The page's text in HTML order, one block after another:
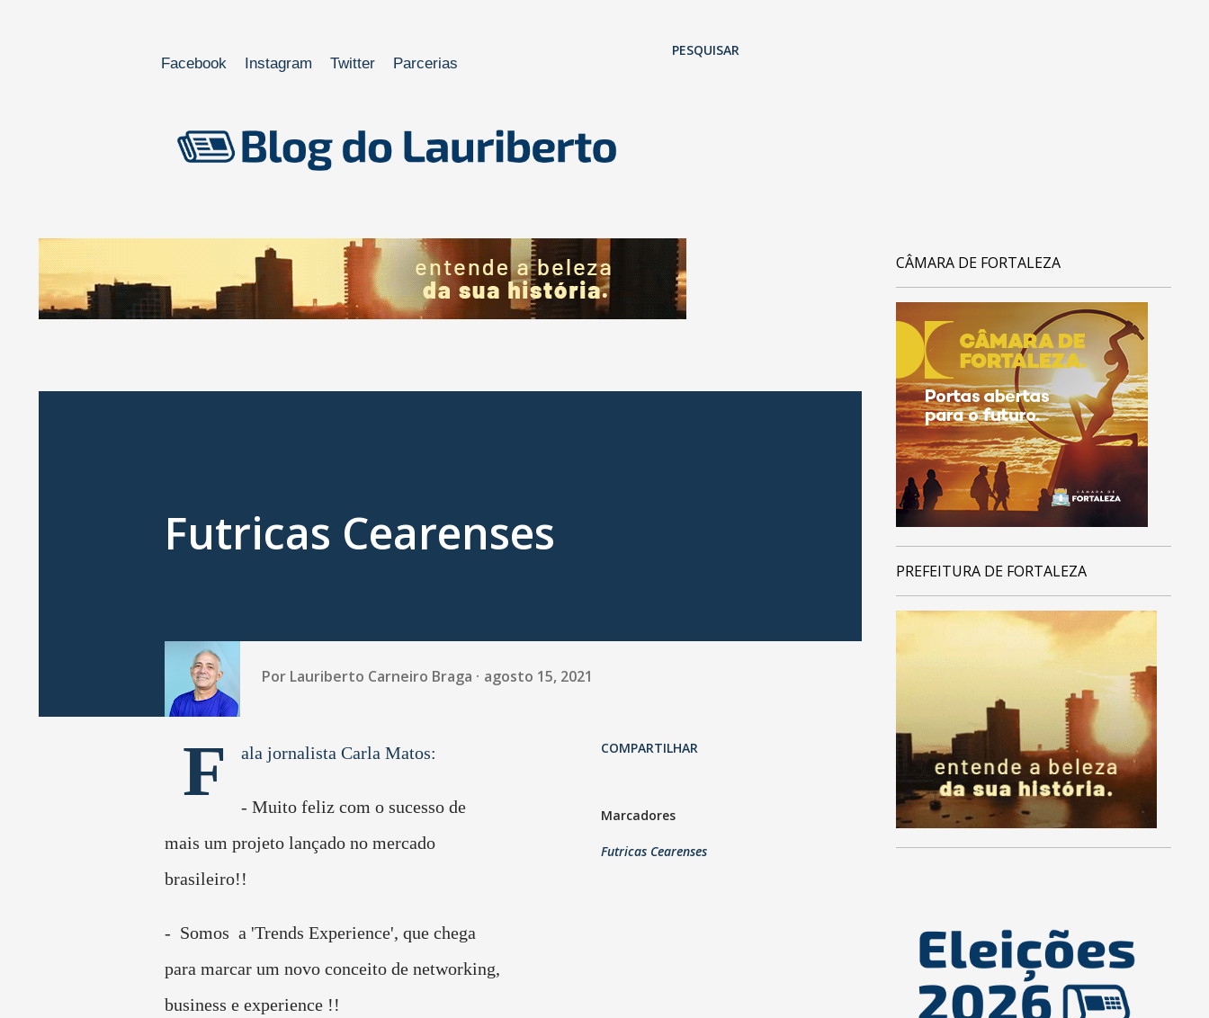
Facebook Instagram Twitter Parcerias
PESQUISAR
Futricas Cearenses
Por Lauriberto Carneiro Braga agosto 15, 2021
F ala jornalista Carla Matos:
- Muito feliz com o sucesso de
mais um projeto lançado no mercado
brasileiro!!
- Somos a 'Trends Experience', que chega
para marcar um novo conceito de networking,
business e experience !!
COMPARTILHAR
Marcadores
Futricas Cearenses
CÂMARA DE FORTALEZA
PREFEITURA DE FORTALEZA